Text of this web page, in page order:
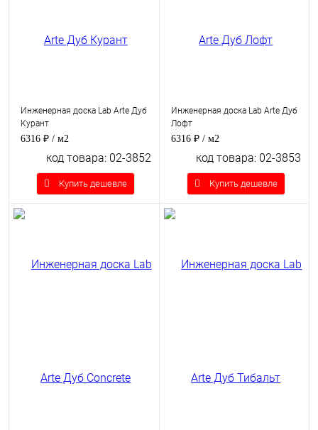
Инженерная доска Lab Arte Дуб
Курант
6316 ₽ / м2
код товара: 02-3852
Купить дешевле
Инженерная доска Lab Arte Дуб
Лофт
6316 ₽ / м2
код товара: 02-3853
Купить дешевле